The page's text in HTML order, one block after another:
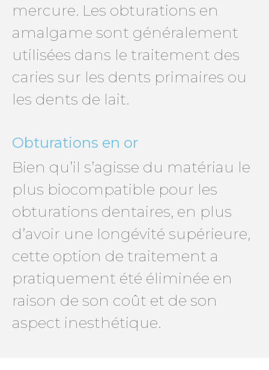
mercure. Les obturations en
amalgame sont généralement
utilisées dans le traitement des
caries sur les dents primaires ou
les dents de lait.
Obturations en or
Bien qu’il s’agisse du matériau le
plus biocompatible pour les
obturations dentaires, en plus
d’avoir une longévité supérieure,
cette option de traitement a
pratiquement été éliminée en
raison de son coût et de son
aspect inesthétique.